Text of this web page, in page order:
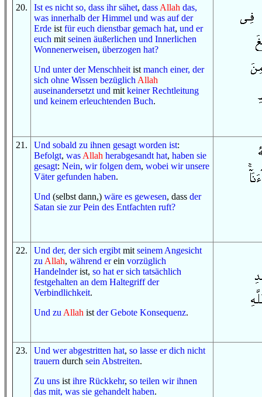
20. Ist es nicht so, dass ihr sähet, dass Allah das,
was innerhalb der Himmel und was auf der
Erde ist für euch dienstbar gemach hat, und er
euch mit seinen äußerlichen und Innerlichen
Wonnenerweisen, überzogen hat?
Und unterder Menschheit ist manch einer, der
sich ohne Wissen bezüglich Allah
auseinandersetzt und mit keiner Rechtleitung
und keinem erleuchtenden Buch.
21 . Und sobald zu ihnen gesagt worden ist:
Befolgt, was Allah herabgesandt hat, haben sie
gesagt: Nein, wir folgen dem, wobei wir unsere
Vätergefunden haben.
Und (selbst dann,) wäre es gewesen, dass der
Satan sie zur Pein des Entfachten ruft?
22. Und der, dersich ergibt mit seinem Angesicht
zu Allah, während erein vorzüglich
Handelnderist, so hat er sich tatsächlich
festgehalten an dem Haltegriff der
Verbindlichkeit.
Und zu Allah ist der Gebote Konsequenz.
23. Und werabgestritten hat, so lasse er dich nicht
trauern durch sein Abstreiten.
Zu uns ist ihre Rückkehr, so teilen wir ihnen
das mit, was sie gehandelt haben.